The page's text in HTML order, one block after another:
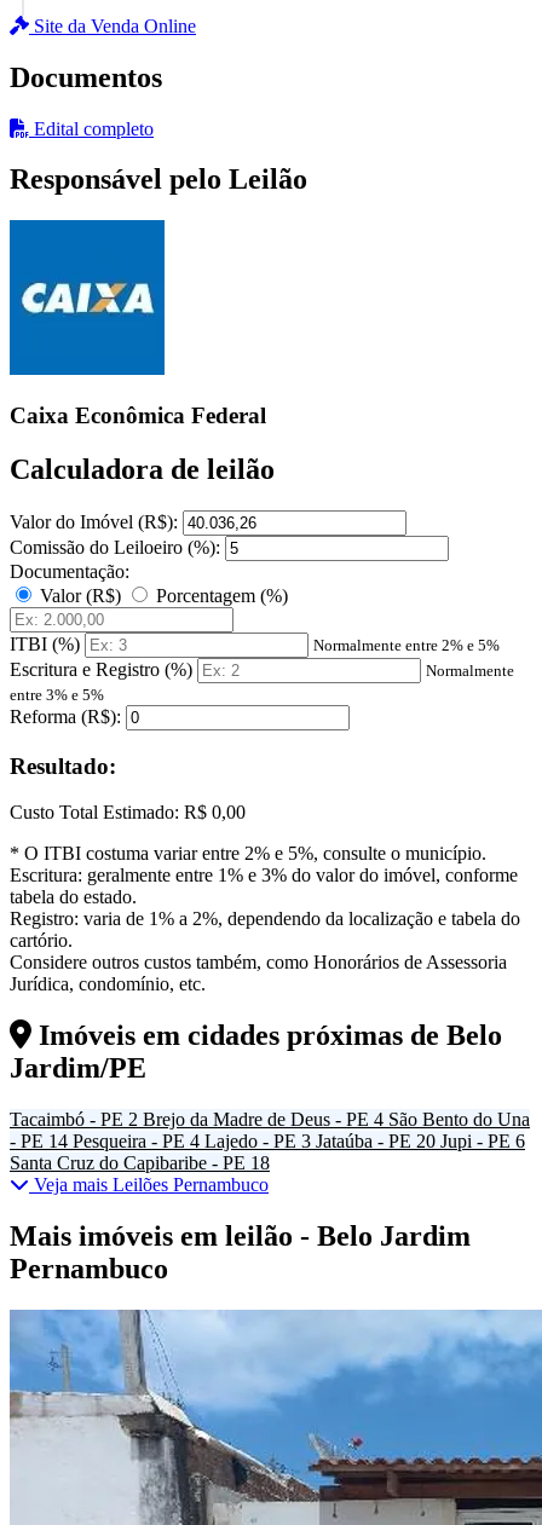
Site da Venda Online
Documentos
Edital completo
Responsável pelo Leilão
Caixa Econômica Federal
Calculadora de leilão
Valor do Imóvel (R$):
Comissão do Leiloeiro (%):
Documentação:
Valor (R$)
Porcentagem (%)
ITBI (%) Normalmente entre 2% e 5%
Escritura e Registro (%)
Normalmente
entre 3% e 5%
Reforma (R$):
Resultado:
Custo Total Estimado: R$ 0,00
* O ITBI costuma variar entre 2% e 5%, consulte o município.
Escritura: geralmente entre 1% e 3% do valor do imóvel, conforme
tabela do estado.
Registro: varia de 1% a 2%, dependendo da localização e tabela do
cartório.
Considere outros custos também, como Honorários de Assessoria
Jurídica, condomínio, etc.
Imóveis em cidades próximas de Belo
Jardim/PE
Tacaimbó - PE 2 Brejo da Madre de Deus - PE 4 São Bento do Una
- PE 14 Pesqueira - PE 4 Lajedo - PE 3 Jataúba - PE 20 Jupi - PE 6
Santa Cruz do Capibaribe - PE 18
Veja mais Leilões Pernambuco
Mais imóveis em leilão - Belo Jardim
Pernambuco